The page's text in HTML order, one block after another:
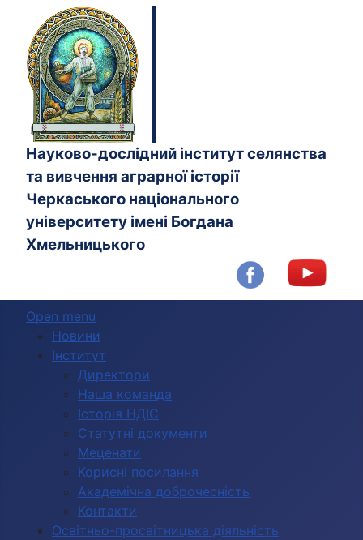
Науково-дослідний інститут селянства
та вивчення аграрної історії
Черкаського національного
університету імені Богдана
Хмельницького
Open menu
Новини
Інститут
Директори
Наша команда
Історія НДІС
Статутні документи
Меценати
Корисні посилання
Академічна доброчесність
Контакти
Освітньо-просвітницька діяльність